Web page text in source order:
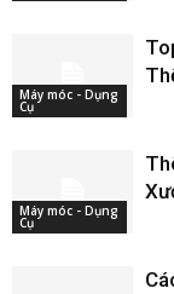
Máy móc - Dụng
Cụ
Máy móc - Dụng
Cụ